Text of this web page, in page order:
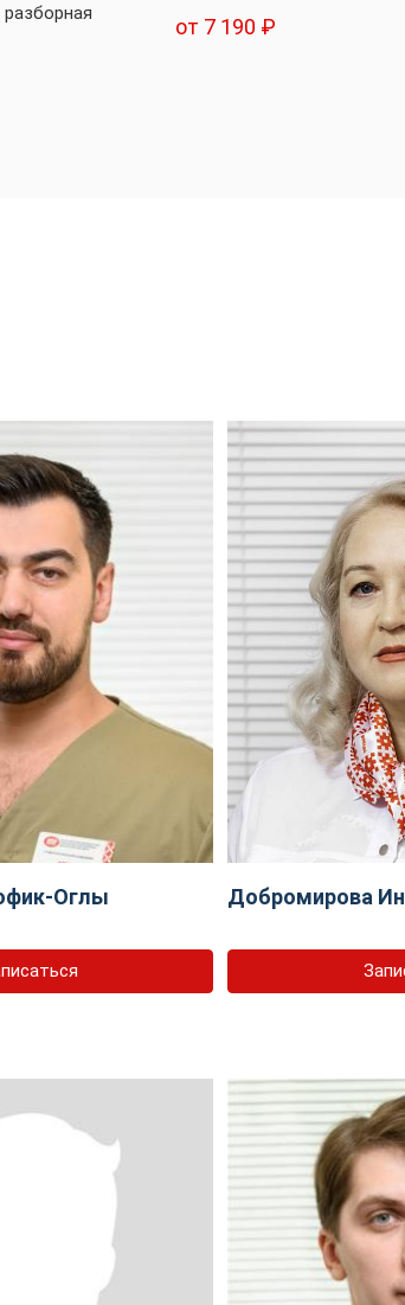
от 7 190 ₽
Оглы Добромирова